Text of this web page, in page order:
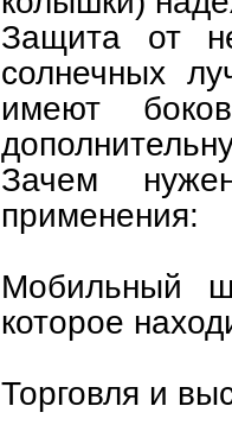
Защита от
солнечных
имеют
Зачем
применения:
Мобильный
которое
Торговля и